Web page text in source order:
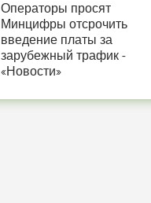
Операторы просят
Минцифры отсрочить
введение платы за
зарубежный трафик -
«Новости»